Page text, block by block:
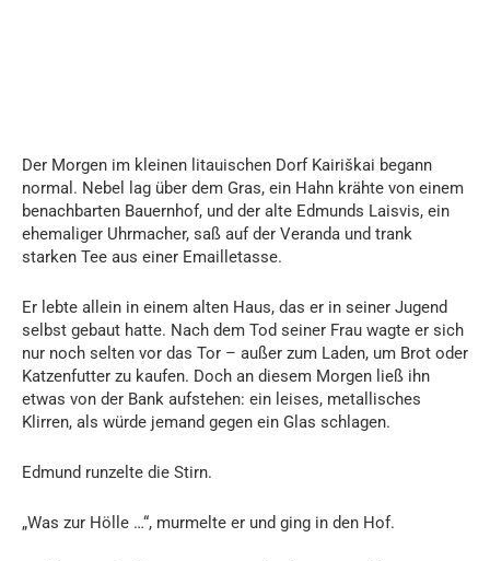
Der Morgen im kleinen litauischen Dorf Kairiškai begann
normal. Nebel lag über dem Gras, ein Hahn krähte von einem
benachbarten Bauernhof, und der alte Edmunds Laisvis, ein
ehemaliger Uhrmacher, saß auf der Veranda und trank
starken Tee aus einer Emailletasse.
Er lebte allein in einem alten Haus, das er in seiner Jugend
selbst gebaut hatte. Nach dem Tod seiner Frau wagte er sich
nur noch selten vor das Tor – außer zum Laden, um Brot oder
Katzenfutter zu kaufen. Doch an diesem Morgen ließ ihn
etwas von der Bank aufstehen: ein leises, metallisches
Klirren, als würde jemand gegen ein Glas schlagen.
Edmund runzelte die Stirn.
„Was zur Hölle …“, murmelte er und ging in den Hof.